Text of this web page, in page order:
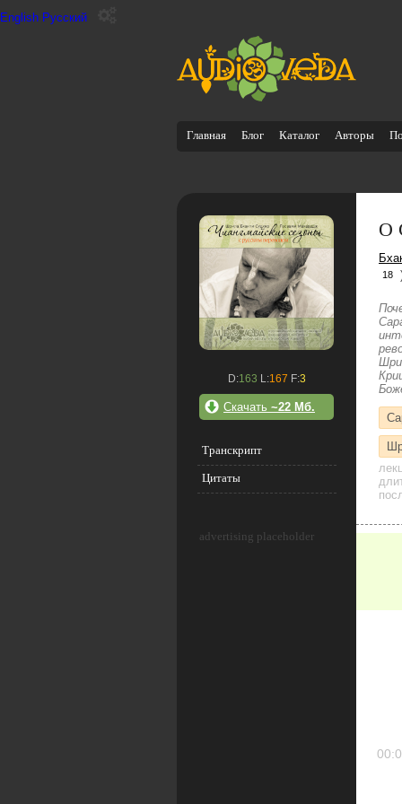
English Русский
Главная Блог Каталог Авторы
D:163 L:167 F:3
Скачать ~22 Мб.
Транскрипт
Цитаты
advertising placeholder
О
18